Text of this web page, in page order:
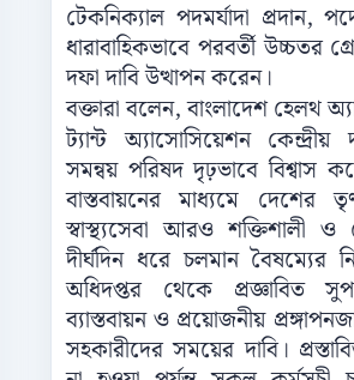
টেকনিক্যাল পদমর্যাদা প্রদান,
ধারাবাহিকভাবে পরবর্তী উচ্চতর
দফা দাবি উত্থাপন করেন।
বক্তারা বলেন, বাংলাদেশ হেলথ
ট্যান্ট অ্যাসোসিয়েশন কেন্দ্রীয়
সমন্বয় পরিষদ দৃঢ়ভাবে বিশ্বাস
বাস্তবায়নের মাধ্যমে দেশের
স্বাস্থ্যসেবা আরও শক্তিশালী
দীর্ঘদিন ধরে চলমান বৈষম্যের
অধিদপ্তর থেকে প্রজ্ঞাবিত
ব্যাস্তবায়ন ও প্রয়োজনীয়
সহকারীদের সময়ের দাবি।